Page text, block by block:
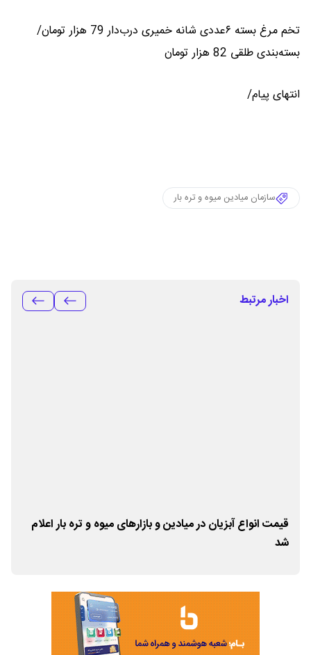
تخم مرغ بسته ۶عددی شانه خمیری درب‌دار 79 هزار تومان/
بسته‌بندی طلقی 82 هزار تومان
انتهای پیام/
سازمان میادین میوه و تره بار
اخبار مرتبط
قیمت انواع آبزیان در میادین و بازارهای میوه و تره بار اعلام
شد